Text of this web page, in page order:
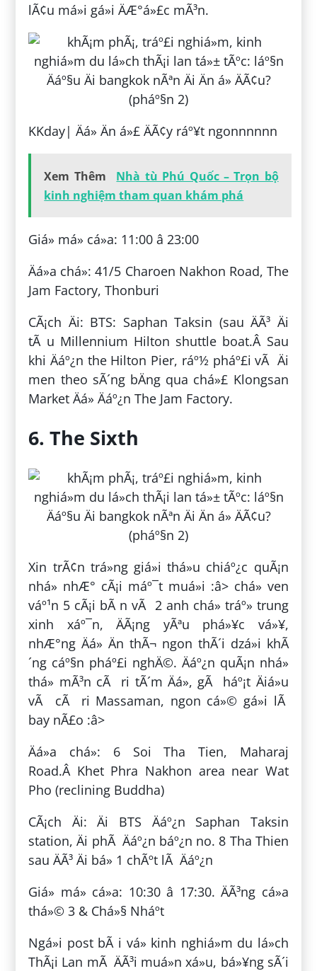
lÃ¢u má»i gá»i ÄÆ°á»£c mÃ³n.
KKday| Äá» Än á»£ ÄÃ¢y ráº¥t ngonnnnnn
Xem Thêm
Nhà tù Phú Quốc – Trọn bộ
kinh nghiệm tham quan khám phá
Giá» má» cá»­a: 11:00 â 23:00
Äá»a chá»: 41/5 Charoen Nakhon Road, The
Jam Factory, Thonburi
CÃ¡ch Äi: BTS: Saphan Taksin (sau ÄÃ³ Äi
tÃ u Millennium Hilton shuttle boat.Â Sau
khi Äáº¿n the Hilton Pier, ráº½ pháº£i vÃ Äi
men theo sÃ´ng bÄng qua chá»£ Klongsan
Market Äá» Äáº¿n The Jam Factory.
6. The Sixth
Xin trÃ¢n trá»ng giá»i thá»u chiáº¿c quÃ¡n
nhá» nhÆ° cÃ¡i máº¯t muá»i :â> chá» ven
váº¹n 5 cÃ¡i bÃ n vÃ 2 anh chá» tráº» trung
xinh xáº¯n, ÄÃ¡ng yÃªu phá»¥c vá»¥,
nhÆ°ng Äá» Än thÃ¬ ngon thÃ´i dzá»i khÃ
´ng cáº§n pháº£i nghÄ©. Äáº¿n quÃ¡n nhá»
thá»­ mÃ³n cÃ ri tÃ´m Äá», gÃ háº¡t Äiá»u
vÃ cÃ ri Massaman, ngon cá»© gá»i lÃ
bay nÃ£o :â>
Äá»a chá»: 6 Soi Tha Tien, Maharaj
Road.Â Khet Phra Nakhon area near Wat
Pho (reclining Buddha)
CÃ¡ch Äi: Äi BTS Äáº¿n Saphan Taksin
station, Äi phÃ Äáº¿n báº¿n no. 8 Tha Thien
sau ÄÃ³ Äi bá» 1 chÃºt lÃ Äáº¿n
Giá» má» cá»­a: 10:30 â 17:30. ÄÃ³ng cá»­a
thá»© 3 & Chá»§ Nháº­t
Ngá»i post bÃ i vá» kinh nghiá»m du lá»ch
ThÃ¡i Lan mÃ ÄÃ³i muá»n xá»u, bá»¥ng sÃ´i